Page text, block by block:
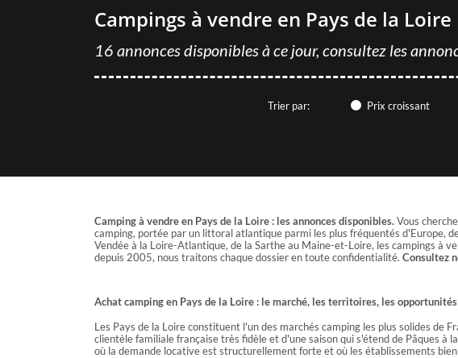
Avec GRAVITAO, les évaluations de valeur sont
gratuites, elles sont offertes.
Campings à vendre en Pays de la Loire
16 annonces disponibles à ce jour, consultez les
Trier par: Prix croissant
Camping à vendre en Pays de la Loire : les annonces disponibles.Vous
camping, portée par un littoral atlantique parmi les plus fréquentés d'Europe,
Vendée à la Loire-Atlantique, de la Sarthe au Maine-et-Loire, les campings à
depuis 2005, nous traitons chaque dossier en toute confidentialité. Consultez
Achat camping en Pays de la Loire : le marché, les territoires, les
Les Pays de la Loire constituent l'un des marchés camping les plus solides
clientèle familiale française très fidèle et d'une saison qui s'étend de Pâques
où la demande locative est structurellement forte et où les établissements